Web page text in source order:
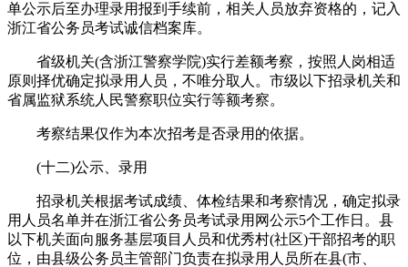
单公示后至办理录用报到手续前，相关人员放弃资格的，记入
浙江省公务员考试诚信档案库。
省级机关(含浙江警察学院)实行差额考察，按照人岗相适
原则择优确定拟录用人员，不唯分取人。市级以下招录机关和
省属监狱系统人民警察职位实行等额考察。
考察结果仅作为本次招考是否录用的依据。
(十二)公示、录用
招录机关根据考试成绩、体检结果和考察情况，确定拟录
用人员名单并在浙江省公务员考试录用网公示5个工作日。县
以下机关面向服务基层项目人员和优秀村(社区)干部招考的职
位，由县级公务员主管部门负责在拟录用人员所在县(市、